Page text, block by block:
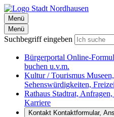
Menü
Menü
Suchbegriff eingeben
Bürgerportal Online-
buchen u.v.m.
Kultur / Tourismus
Sehenswürdigkeiten,
Rathaus Stadtrat,
Karriere
Kontakt Kontaktformular,